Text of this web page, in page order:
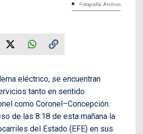
Fotografía: Archivo
eléctrico, se encuentran
tanto en sentido
como Coronel–Concepción.
de las 8:18 de esta mañana la
del Estado (EFE) en sus